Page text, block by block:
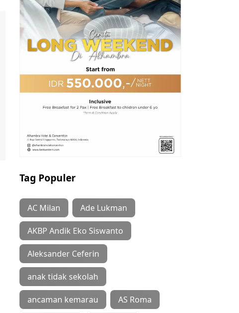
Tag Populer
AC Milan Ade Lukman
AKBP Andik Eko Siswanto
Aleksander Ceferin
anak tidak sekolah
ancaman kemarau AS Roma